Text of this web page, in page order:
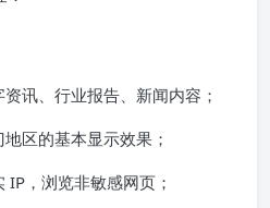
讯、行业报告、新闻内容；
区的基本显示效果；
，浏览非敏感网页；